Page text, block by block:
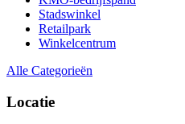
Stadswinkel
Retailpark
Winkelcentrum
Alle Categorieën
Locatie